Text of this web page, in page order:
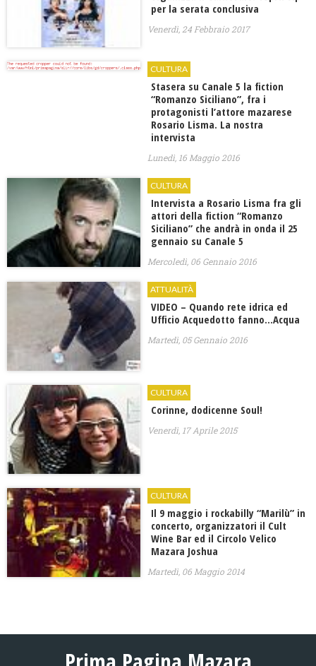
per la serata conclusiva
Venerdì, 24 Febbraio 2017
CULTURA
Stasera su Canale 5 la fiction
“Romanzo Siciliano”, fra i
protagonisti l’attore mazarese
Rosario Lisma. La nostra
intervista
Lunedì, 16 Maggio 2016
CULTURA
Intervista a Rosario Lisma fra gli
attori della fiction “Romanzo
Siciliano” che andrà in onda il 25
gennaio su Canale 5
Mercoledì, 06 Gennaio 2016
ATTUALITÀ
VIDEO – Quando rete idrica ed
Ufficio Acquedotto fanno…Acqua
Martedì, 05 Gennaio 2016
CULTURA
Corinne, dodicenne Soul!
Venerdì, 17 Aprile 2015
CULTURA
Il 9 maggio i rockabilly “Marilù” in
concerto, organizzatori il Cult
Wine Bar ed il Circolo Velico
Mazara Joshua
Martedì, 06 Maggio 2014